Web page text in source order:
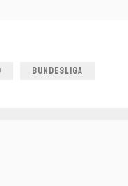
BUNDESLIGA